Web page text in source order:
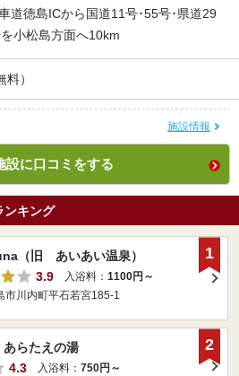
道徳島ICから国道11号･55号･県道29
小松島方面へ10km
）
施設情報
設に口コミをする
ンキング
（旧 あいあい温泉）
3.9
入浴料： 1100円～
市川内町平石若宮185-1
1
らたえの湯
4.3
入浴料： 750円～
2